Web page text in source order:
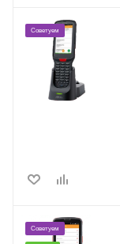
Советуем
Советуем